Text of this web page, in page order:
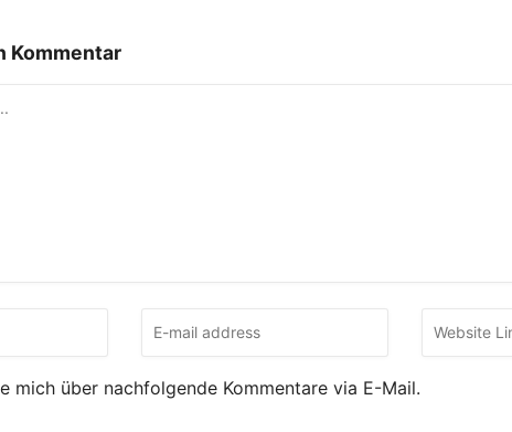
Kommentar
mich über nachfolgende Kommentare via E-Mail.